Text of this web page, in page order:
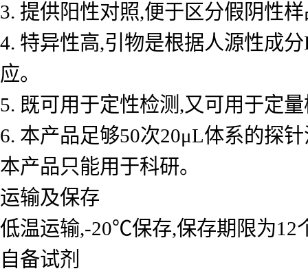
3. 提供阳性对照,便于区分假阴性
4. 特异性高,引物是根据人源性成
应。
5. 既可用于定性检测,又可用于定
6. 本产品足够50次20μL体系的探
本产品只能用于科研。
运输及保存
低温运输,-20℃保存,保存期限为12
自备试剂